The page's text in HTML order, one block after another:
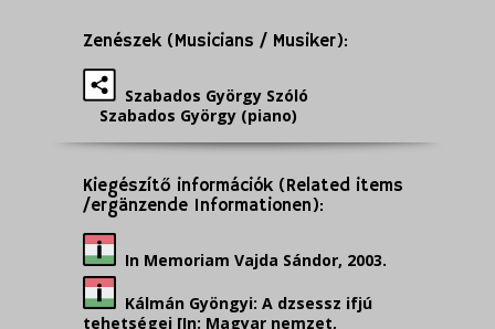
Zenészek (Musicians / Musiker):
Szabados György Szóló
Szabados György (piano)
Kiegészítő információk (Related items
/ergänzende Informationen):
In Memoriam Vajda Sándor, 2003.
Kálmán Gyöngyi: A dzsessz ifjú
tehetségei [In: Magyar nemzet,